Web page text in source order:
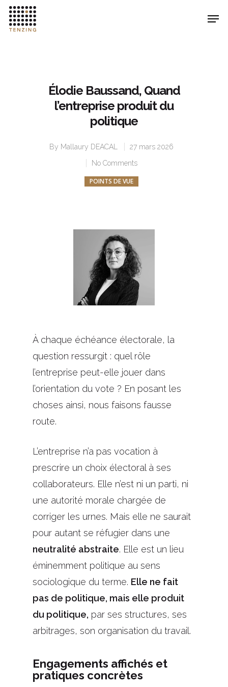
Élodie Baussand, Quand
l’entreprise produit du
politique
By Mallaury DEACAL
27 mars 2026
No Comments
POINTS DE VUE
À chaque échéance électorale, la
question ressurgit : quel rôle
l’entreprise peut-elle jouer dans
l’orientation du vote ? En posant les
choses ainsi, nous faisons fausse
route.
L’entreprise n’a pas vocation à
prescrire un choix électoral à ses
collaborateurs. Elle n’est ni un parti, ni
une autorité morale chargée de
corriger les urnes. Mais elle ne saurait
pour autant se réfugier dans une
neutralité abstraite. Elle est un lieu
éminemment politique au sens
sociologique du terme. Elle ne fait
pas de politique, mais elle produit
du politique, par ses structures, ses
arbitrages, son organisation du travail.
Engagements affichés et
pratiques concrètes